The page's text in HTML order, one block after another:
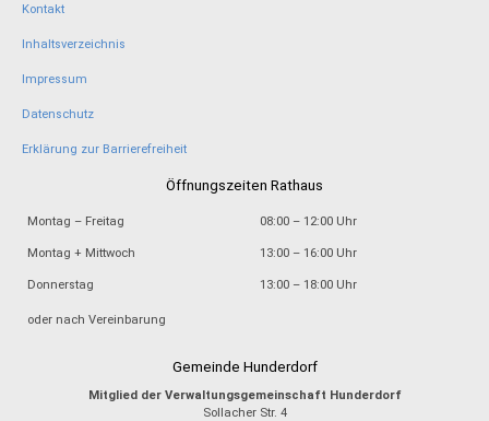
Kontakt
Inhaltsverzeichnis
Impressum
Datenschutz
Erklärung zur Barrierefreiheit
Öffnungszeiten Rathaus
Montag – Freitag 08:00 – 12:00 Uhr
Montag + Mittwoch 13:00 – 16:00 Uhr
Donnerstag 13:00 – 18:00 Uhr
oder nach Vereinbarung
Gemeinde Hunderdorf
Mitglied der Verwaltungsgemeinschaft Hunderdorf
Sollacher Str. 4